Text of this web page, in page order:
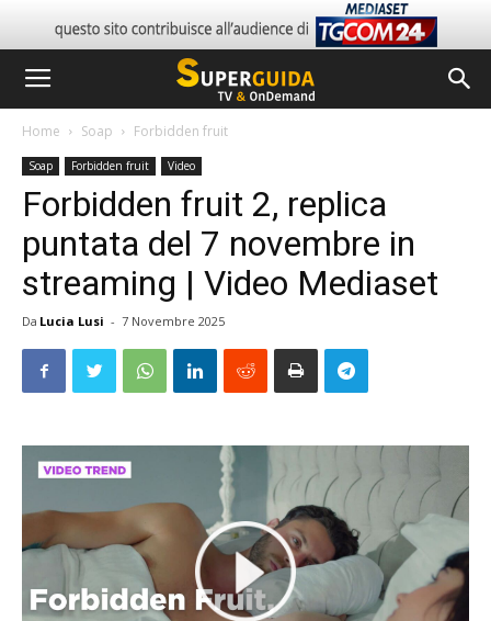
Home Soap Forbidden fruit
Soap Forbidden fruit Video
Forbidden fruit 2, replica
puntata del 7 novembre in
streaming | Video Mediaset
Da Lucia Lusi - 7 Novembre 2025